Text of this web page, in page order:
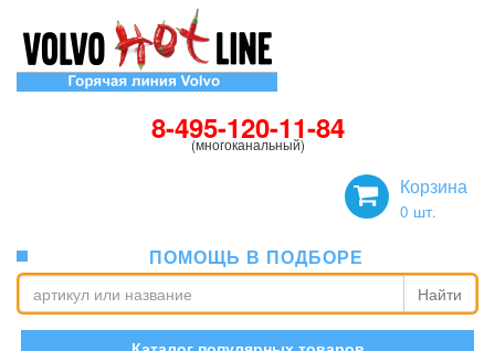
8-495-120-11-84
(многоканальный)
Корзина
0 шт.
ПОМОЩЬ В ПОДБОРЕ
Найти